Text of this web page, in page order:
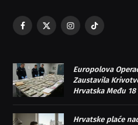
Facebook
X
InstagramTikTok
Europolova
Zaustavila
Hrvatska Među
Hrvatske plaće